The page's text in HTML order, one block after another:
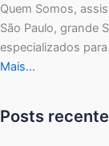
Quem Somos,
São Paulo, grande
especializados
Mais…
Posts